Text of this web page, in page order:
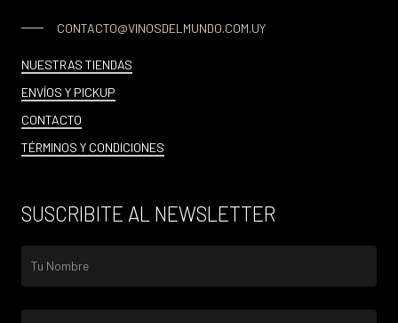
CONTACTO@VINOSDELMUNDO.COM.UY
NUESTRAS TIENDAS
ENVÍOS Y PICKUP
CONTACTO
TÉRMINOS Y CONDICIONES
SUSCRIBITE AL NEWSLETTER